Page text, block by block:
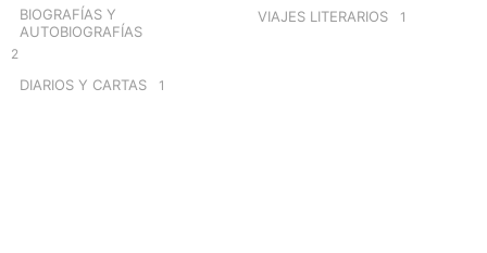
BIOGRAFÍAS Y
AUTOBIOGRAFÍAS
2
DIARIOS Y CARTAS 1
VIAJES LITERARIOS 1